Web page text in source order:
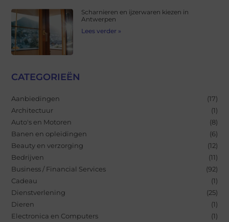
Scharnieren en ijzerwaren kiezen in
Antwerpen
Lees verder »
CATEGORIEËN
Aanbiedingen
(17)
Architectuur
(1)
Auto's en Motoren
(8)
Banen en opleidingen
(6)
Beauty en verzorging
(12)
Bedrijven
(11)
Business / Financial Services
(92)
Cadeau
(1)
Dienstverlening
(25)
Dieren
(1)
Electronica en Computers
(1)